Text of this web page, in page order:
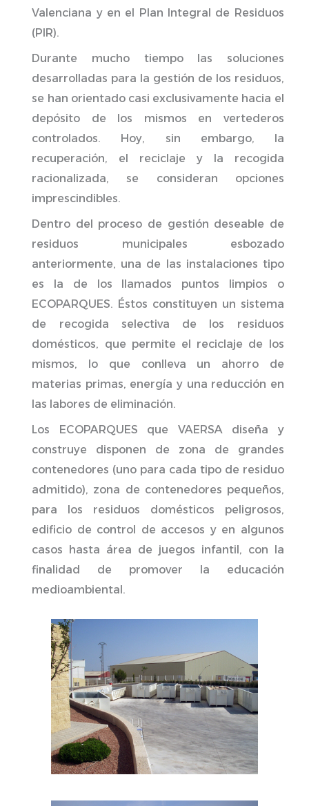
Valenciana y en el Plan Integral de Residuos
(PIR).
Durante mucho tiempo las soluciones
desarrolladas para la gestión de los residuos,
se han orientado casi exclusivamente hacia el
depósito de los mismos en vertederos
controlados. Hoy, sin embargo, la
recuperación, el reciclaje y la recogida
racionalizada, se consideran opciones
imprescindibles.
Dentro del proceso de gestión deseable de
residuos municipales esbozado
anteriormente, una de las instalaciones tipo
es la de los llamados puntos limpios o
ECOPARQUES. Éstos constituyen un sistema
de recogida selectiva de los residuos
domésticos, que permite el reciclaje de los
mismos, lo que conlleva un ahorro de
materias primas, energía y una reducción en
las labores de eliminación.
Los ECOPARQUES que VAERSA diseña y
construye disponen de zona de grandes
contenedores (uno para cada tipo de residuo
admitido), zona de contenedores pequeños,
para los residuos domésticos peligrosos,
edificio de control de accesos y en algunos
casos hasta área de juegos infantil, con la
finalidad de promover la educación
medioambiental.